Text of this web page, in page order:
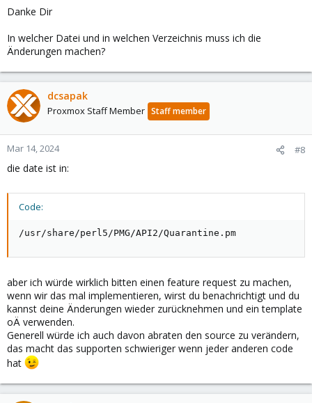
Danke Dir
In welcher Datei und in welchen Verzeichnis muss ich die
Änderungen machen?
dcsapak
Proxmox Staff Member Staff member
Mar 14, 2024 #8
die date ist in:
Code:
/usr/share/perl5/PMG/API2/Quarantine.pm
aber ich würde wirklich bitten einen feature request zu machen,
wenn wir das mal implementieren, wirst du benachrichtigt und du
kannst deine Änderungen wieder zurücknehmen und ein template
oÄ verwenden.
Generell würde ich auch davon abraten den source zu verändern,
das macht das supporten schwieriger wenn jeder anderen code
hat